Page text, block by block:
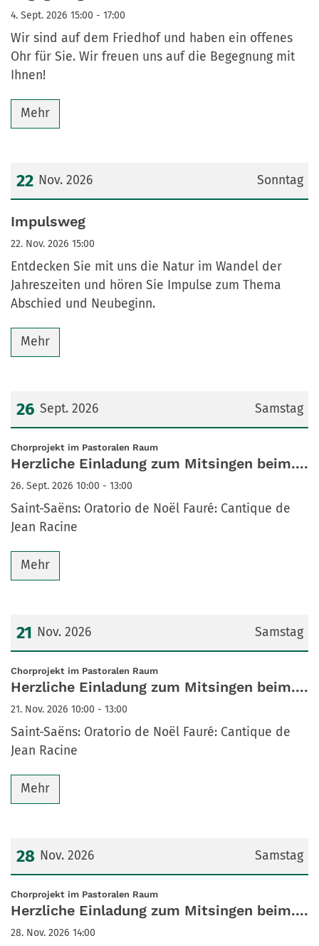
4. Sept. 2026 15:00 - 17:00
Wir sind auf dem Friedhof und haben ein offenes
Ohr für Sie. Wir freuen uns auf die Begegnung mit
Ihnen!
Mehr
Sonntag
22 Nov. 2026
Datum: 22. November 2026
Impulsweg
22. Nov. 2026 15:00
Entdecken Sie mit uns die Natur im Wandel der
Jahreszeiten und hören Sie Impulse zum Thema
Abschied und Neubeginn.
Mehr
Samstag
26 Sept. 2026
Datum: 26. September 2026
Chorprojekt im Pastoralen Raum:
Herzliche Einladung zum Mitsingen beim....
26. Sept. 2026 10:00 - 13:00
Saint-Saëns: Oratorio de Noël Fauré: Cantique de
Jean Racine
Mehr
Samstag
21 Nov. 2026
Datum: 21. November 2026
Chorprojekt im Pastoralen Raum:
Herzliche Einladung zum Mitsingen beim....
21. Nov. 2026 10:00 - 13:00
Saint-Saëns: Oratorio de Noël Fauré: Cantique de
Jean Racine
Mehr
Samstag
28 Nov. 2026
Datum: 28. November 2026
Chorprojekt im Pastoralen Raum:
Herzliche Einladung zum Mitsingen beim....
28. Nov. 2026 14:00